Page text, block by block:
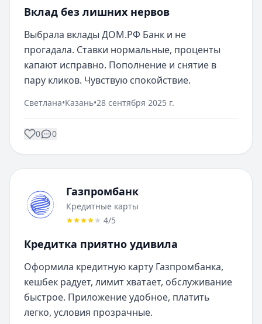
Вклад без лишних нервов
Выбрала вклады ДОМ.РФ Банк и не
прогадала. Ставки нормальные, проценты
капают исправно. Пополнение и снятие в
пару кликов. Чувствую спокойствие.
Светлана•Казань•28 сентября 2025 г.
0 0
Газпромбанк
Кредитные карты
4/5
Кредитка приятно удивила
Оформила кредитную карту Газпромбанка,
кешбек радует, лимит хватает, обслуживание
быстрое. Приложение удобное, платить
легко, условия прозрачные.